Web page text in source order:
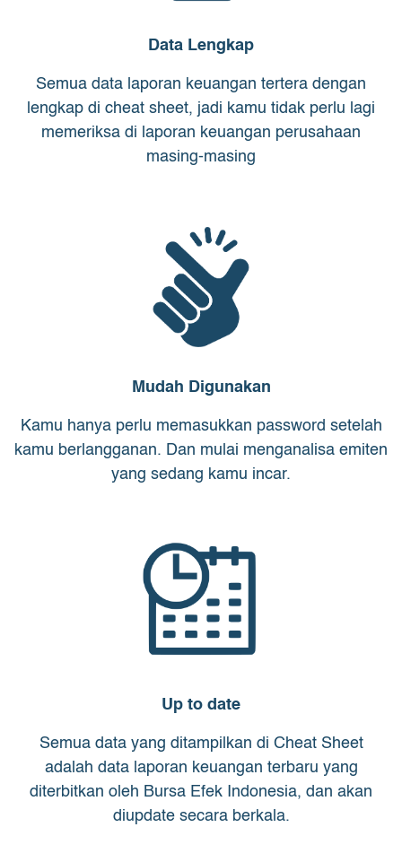
Data Lengkap
Semua data laporan keuangan tertera dengan
lengkap di cheat sheet, jadi kamu tidak perlu lagi
memeriksa di laporan keuangan perusahaan
masing-masing
Mudah Digunakan
Kamu hanya perlu memasukkan password setelah
kamu berlangganan. Dan mulai menganalisa emiten
yang sedang kamu incar.
Up to date
Semua data yang ditampilkan di Cheat Sheet
adalah data laporan keuangan terbaru yang
diterbitkan oleh Bursa Efek Indonesia, dan akan
diupdate secara berkala.